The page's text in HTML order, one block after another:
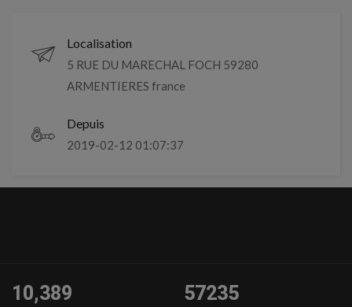
Localisation
5 RUE DU MARECHAL FOCH 59280
ARMENTIERES france
Depuis
2019-02-12 01:07:37
10,389 57235